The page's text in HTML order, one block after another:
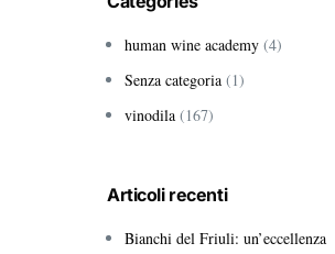
human wine academy (4)
Senza categoria (1)
vinodila (167)
Articoli recenti
Bianchi del Friuli: un’eccellenza